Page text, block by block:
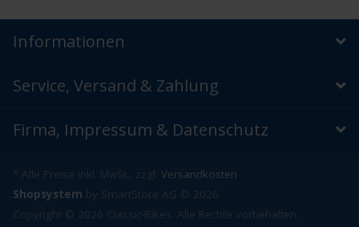
Informationen
Service, Versand & Zahlung
Firma, Impressum & Datenschutz
* Alle Preise inkl. MwSt., zzgl. Versandkosten
Shopsystem by SmartStore AG © 2026
Copyright © 2026 Classic-Bikes. Alle Rechte vorbehalten.